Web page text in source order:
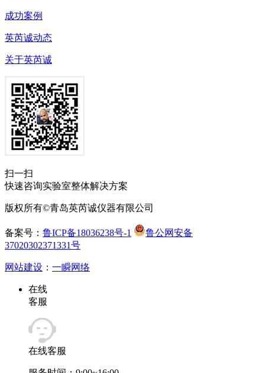
成功案例
英芮诚动态
关于英芮诚
扫一扫
快速咨询实验室整体解决方案
版权所有©青岛英芮诚仪器有限公司
备案号： 鲁ICP备18036238号-1
鲁公网安备
37020302371331号
网站建设 ： 一瞬网络
在线
客服
在线客服